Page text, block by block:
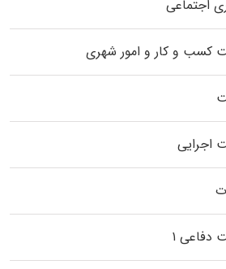
اجتماعی
کسب و کار و امور شهری
اجرایی
دفاعی ۱